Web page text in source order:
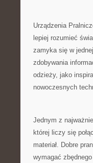
Urządzenia
lepiej rozumieć
zamyka się w
zdobywania
odzieży, jako
nowoczesnych
Jednym z
której liczy się
materiał. Dobre
wymagać